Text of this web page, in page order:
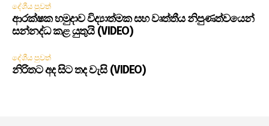
දේශීය පුවත්
ආරක්ෂක හමුදාව විද්‍යාත්මක සහ වෘත්තීය නිපුණත්වයෙන්
සන්නද්ධ කළ යුතුයි (VIDEO)
දේශීය පුවත්
නිරිතට අද සිට තද වැසි (VIDEO)